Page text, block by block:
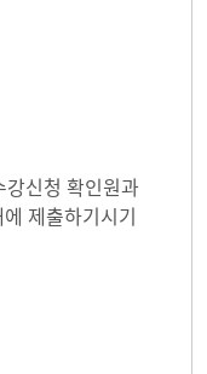
신청 확인원과
제출하기시기